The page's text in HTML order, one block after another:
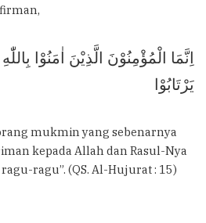
اِنَّمَا الْمُؤْمِنُوْنَ الَّذِيْنَ اٰمَنُوْا
يَرْتَابُوْا
mukmin yang sebenarnya
kepada Allah dan Rasul-Nya
ragu”. (QS. Al-Hujurat : 15)